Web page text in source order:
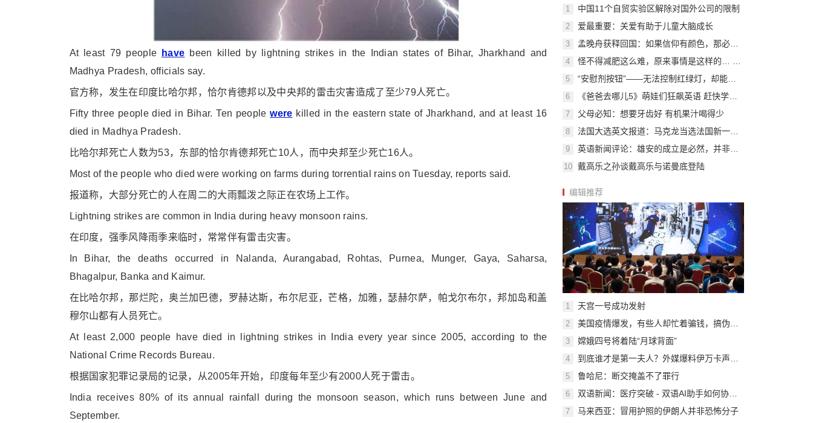
At least 79 people have been killed by lightning strikes in the Indian states of Bihar, Jharkhand and
Madhya Pradesh, officials say.
官方称，发生在印度比哈尔邦，恰尔肯德邦以及中央邦的雷击灾害造成了至少79人死亡。
Fifty three people died in Bihar. Ten peoplewere killed in the eastern state of Jharkhand, and at least 16
died in Madhya Pradesh.
比哈尔邦死亡人数为53，东部的恰尔肯德邦死亡10人，而中央邦至少死亡16人。
Most of the people who died were working on farms during torrential rains on Tuesday, reports said.
报道称，大部分死亡的人在周二的大雨瓢泼之际正在农场上工作。
Lightning strikes are common in India during heavy monsoon rains.
在印度，强季风降雨季来临时，常常伴有雷击灾害。
In Bihar, the deaths occurred in Nalanda, Aurangabad, Rohtas, Purnea, Munger, Gaya, Saharsa,
Bhagalpur, Banka and Kaimur.
在比哈尔邦，那烂陀，奥兰加巴德，罗赫达斯，布尔尼亚，芒格，加雅，瑟赫尔萨，帕戈尔布尔，邦加岛和盖
穆尔山都有人员死亡。
At least 2,000 people have died in lightning strikes in India every year since 2005, according to the
National Crime Records Bureau.
根据国家犯罪记录局的记录，从2005年开始，印度每年至少有2000人死于雷击。
India receives 80% of its annual rainfall during the monsoon season, which runs between June and
September.
1 中国11个自贸实验区解除对国外公司的限制
2 爱最重要：关爱有助于儿童大脑成长
3 孟晚舟获释回国：如果信仰有颜色，那必定是中国红
4 怪不得减肥这么难，原来事情是这样的… …
5 “安慰剂按钮”——无法控制红绿灯，却能给行人带来心理安慰
6 《爸爸去哪儿5》萌娃们狂飙英语 赶快学英语吧
7 父母必知：想要牙齿好 有机果汁喝得少
8 法国大选英文报道：马克龙当选法国新一任总统
9 英语新闻评论：雄安的成立是必然，并非一时兴起
10 戴高乐之孙谈戴高乐与诺曼底登陆
编辑推荐
1 天宫一号成功发射
2
3 嫦娥四号将着陆“月球背面”
4
5 鲁哈尼：断交掩盖不了罪行
6 双语新闻：医疗突破 - 双语AI助手如何协助国际抗疫合作
7 马来西亚：冒用护照的伊朗人并非恐怖分子